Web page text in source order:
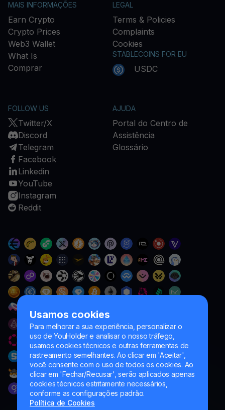
Usamos cookies
Para melhorar a sua experiência, personalizar o
uso de YouHolder e analisar o nosso tráfego,
usamos cookies técnicos e outras ferramentas de
rastreamento semelhantes. Ao clicar em 'Aceitar',
você consente com o uso de todos os cookies. Ao
clicar em 'Fechar/Recusar', serão aplicados apenas
cookies técnicos estritamente necessários,
conforme as configurações padrão.
Política de Cookies
MAIS INFORMAÇÕES
Earn Crypto
Crypto Prices
Web3 Wallet
What Is
Comprar
LEGAL
Terms & Policies
Complaints
Cookies
STABLECOINS FOR EU
USDC
FOLLOW US
Twitter/X
Discord
Telegram
Facebook
Linkedin
YouTube
Instagram
Reddit
AJUDA
Portal do Centro de
Assistência
Glossário